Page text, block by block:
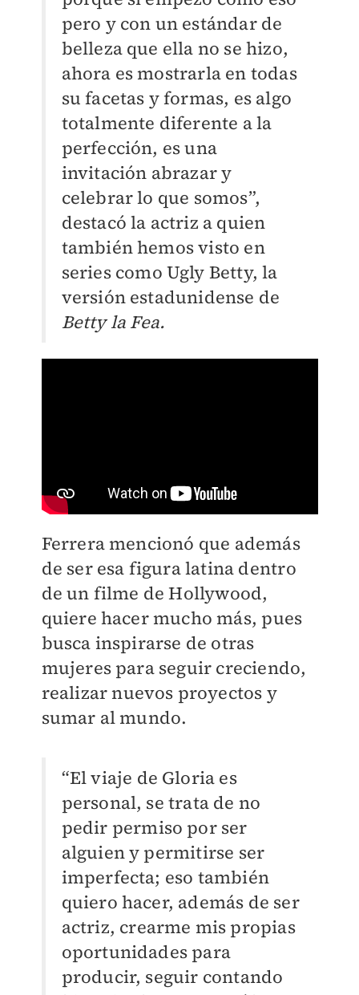
pero y con un estándar de
belleza que ella no se hizo,
ahora es mostrarla en todas
su facetas y formas, es algo
totalmente diferente a la
perfección, es una
invitación abrazar y
celebrar lo que somos”,
destacó la actriz a quien
también hemos visto en
series como Ugly Betty, la
versión estadunidense de
Betty la Fea.
Ferrera mencionó que además
de ser esa figura latina dentro
de un filme de Hollywood,
quiere hacer mucho más, pues
busca inspirarse de otras
mujeres para seguir creciendo,
realizar nuevos proyectos y
sumar al mundo.
“El viaje de Gloria es
personal, se trata de no
pedir permiso por ser
alguien y permitirse ser
imperfecta; eso también
quiero hacer, además de ser
actriz, crearme mis propias
oportunidades para
producir, seguir contando